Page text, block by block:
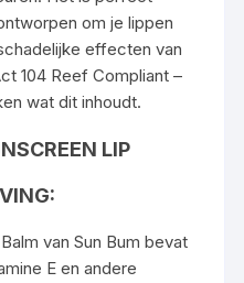
om je lippen
effecten van
104 Reef Compliant –
wat dit inhoudt.
LIP
van Sun Bum bevat
E en andere